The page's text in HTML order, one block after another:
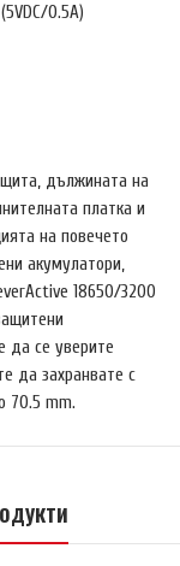
0.5A)
дължината на
платка и
на повечето
акумулатори,
18650/3200
да се уверите
да захранвате с
70.5 mm.